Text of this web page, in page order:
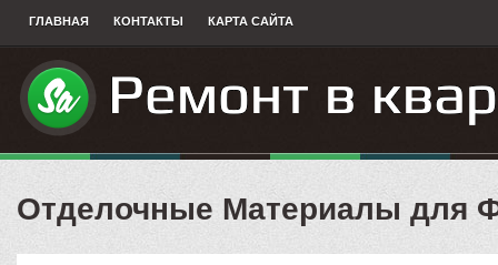
ГЛАВНАЯ КОНТАКТЫ КАРТА САЙТА
Отделочные Материалы для